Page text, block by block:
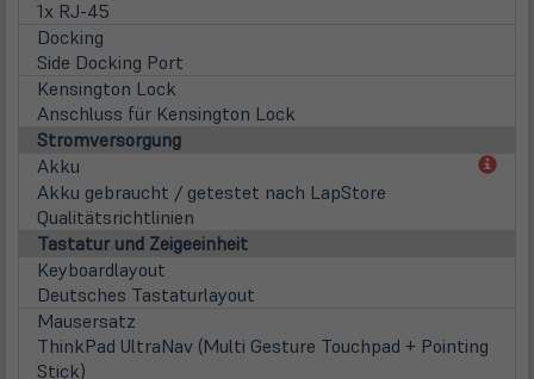
1x RJ-45
Docking
Side Docking Port
Kensington Lock
Anschluss für Kensington Lock
Stromversorgung
Akku
Akku gebraucht / getestet nach LapStore
Qualitätsrichtlinien
Tastatur und Zeigeeinheit
Keyboardlayout
Deutsches Tastaturlayout
Mausersatz
ThinkPad UltraNav (Multi Gesture Touchpad + Pointing
Stick)